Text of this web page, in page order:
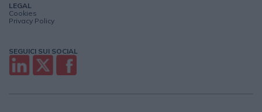
LEGAL
Cookies
Privacy Policy
SEGUICI SUI SOCIAL